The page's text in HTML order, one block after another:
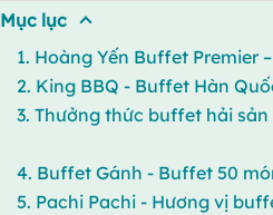
Mục lục
1. Hoàng Yến Buffet Premier
2. King BBQ - Buffet Hàn
3. Thưởng thức buffet hải
4. Buffet Gánh - Buffet 50
5. Pachi Pachi - Hương vị